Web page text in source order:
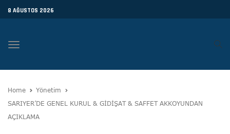
8 AĞUSTOS 2026
Toggle
Home
Yönetim
SARIYER’DE GENEL KURUL & GİDİŞAT & SAFFET AKKOYUNDAN
AÇIKLAMA